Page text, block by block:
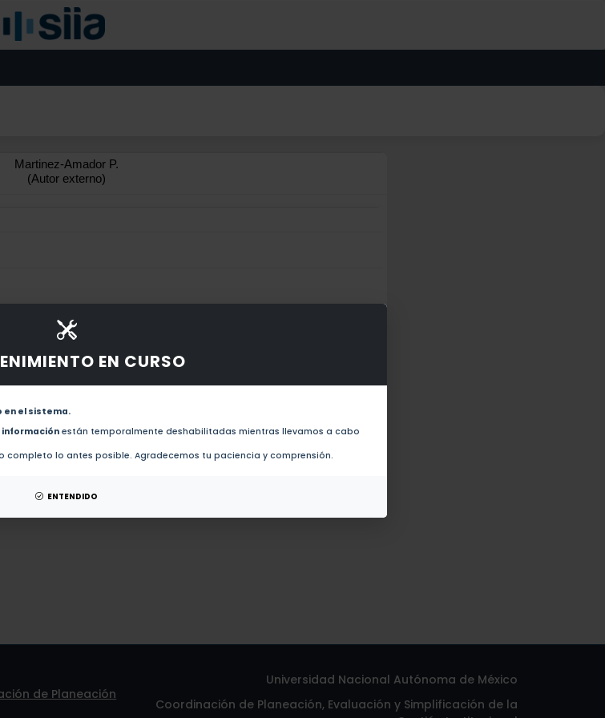
EN CURSO
el sistema.
están temporalmente deshabilitadas mientras llevamos a cabo
completo lo antes posible. Agradecemos tu paciencia y comprensión.
ENTENDIDO
Martinez-Amador P.
(Autor externo)
de Planeación
Universidad Nacional Autónoma de México
Coordinación de Planeación, Evaluación y Simplificación de la